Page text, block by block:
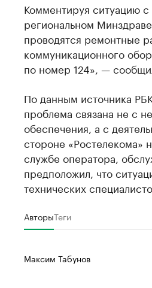
Комментируя ситуацию
региональном
проводятся ремонтные
коммуникационного
по номер 124», —
По данным источника
проблема связана не с
обеспечения, а с
стороне
службе оператора,
предположил, что
технических
АвторыТеги
Максим Табунов